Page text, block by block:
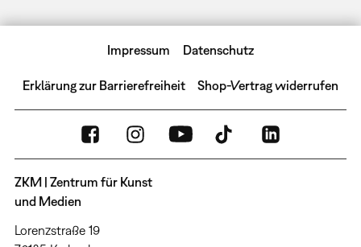
Impressum Datenschutz
Erklärung zur Barrierefreiheit Shop-Vertrag widerrufen
ZKM | Zentrum für Kunst
und Medien
Lorenzstraße 19